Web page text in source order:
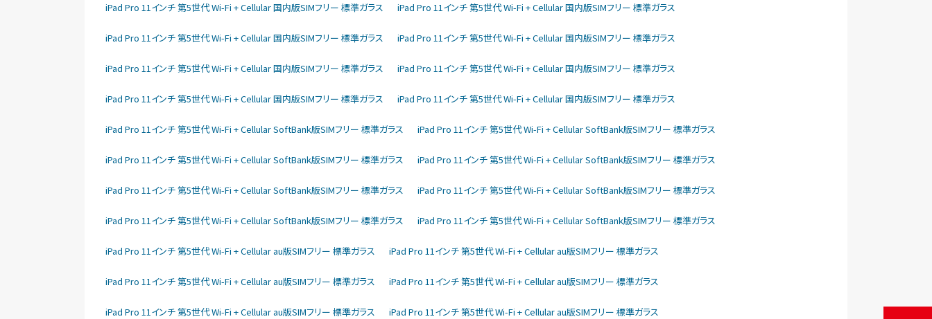
iPad Pro 11インチ 第5世代 Wi-Fi + Cellular 国内版SIMフリー 標準ガラス iPad Pro 11インチ 第5世代 Wi-Fi + Cellular 国内版SIMフリー 標準ガラス
iPad Pro 11インチ 第5世代 Wi-Fi + Cellular 国内版SIMフリー 標準ガラス iPad Pro 11インチ 第5世代 Wi-Fi + Cellular 国内版SIMフリー 標準ガラス
iPad Pro 11インチ 第5世代 Wi-Fi + Cellular 国内版SIMフリー 標準ガラス iPad Pro 11インチ 第5世代 Wi-Fi + Cellular 国内版SIMフリー 標準ガラス
iPad Pro 11インチ 第5世代 Wi-Fi + Cellular 国内版SIMフリー 標準ガラス iPad Pro 11インチ 第5世代 Wi-Fi + Cellular 国内版SIMフリー 標準ガラス
iPad Pro 11インチ 第5世代 Wi-Fi + Cellular SoftBank版SIMフリー 標準ガラス iPad Pro 11インチ 第5世代 Wi-Fi + Cellular SoftBank版SIMフリー 標準ガラス
iPad Pro 11インチ 第5世代 Wi-Fi + Cellular SoftBank版SIMフリー 標準ガラス iPad Pro 11インチ 第5世代 Wi-Fi + Cellular SoftBank版SIMフリー 標準ガラス
iPad Pro 11インチ 第5世代 Wi-Fi + Cellular SoftBank版SIMフリー 標準ガラス iPad Pro 11インチ 第5世代 Wi-Fi + Cellular SoftBank版SIMフリー 標準ガラス
iPad Pro 11インチ 第5世代 Wi-Fi + Cellular SoftBank版SIMフリー 標準ガラス iPad Pro 11インチ 第5世代 Wi-Fi + Cellular SoftBank版SIMフリー 標準ガラス
iPad Pro 11インチ 第5世代 Wi-Fi + Cellular au版SIMフリー 標準ガラス iPad Pro 11インチ 第5世代 Wi-Fi + Cellular au版SIMフリー 標準ガラス
iPad Pro 11インチ 第5世代 Wi-Fi + Cellular au版SIMフリー 標準ガラス iPad Pro 11インチ 第5世代 Wi-Fi + Cellular au版SIMフリー 標準ガラス
iPad Pro 11インチ 第5世代 Wi-Fi + Cellular au版SIMフリー 標準ガラス iPad Pro 11インチ 第5世代 Wi-Fi + Cellular au版SIMフリー 標準ガラス